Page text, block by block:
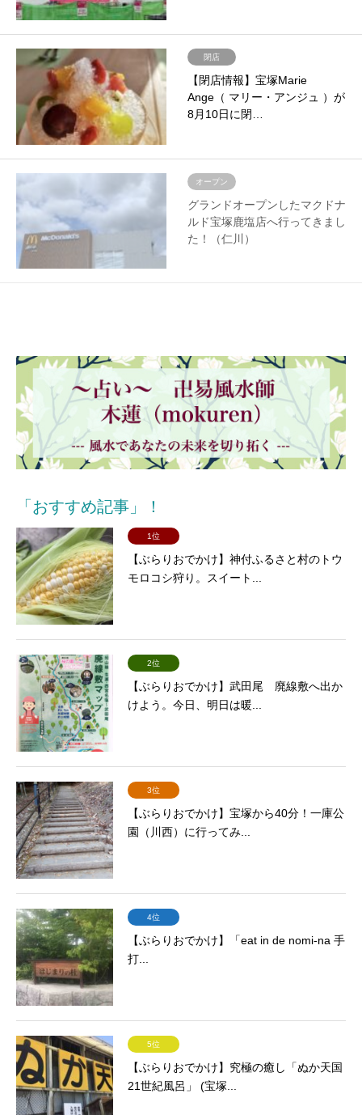
閉店
【閉店情報】宝塚Marie
Ange（ マリー・アンジュ ）が
8月10日に閉…
オープン
グランドオープンしたマクドナ
ルド宝塚鹿塩店へ行ってきまし
た！（仁川）
「おすすめ記事」！
1位
【ぶらりおでかけ】神付ふるさと村のトウ
モロコシ狩り。スイート...
2位
【ぶらりおでかけ】武田尾 廃線敷へ出か
けよう。今日、明日は暖...
3位
【ぶらりおでかけ】宝塚から40分！一庫公
園（川西）に行ってみ...
4位
【ぶらりおでかけ】「eat in de nomi-na 手
打...
5位
【ぶらりおでかけ】究極の癒し「ぬか天国
21世紀風呂」 (宝塚...